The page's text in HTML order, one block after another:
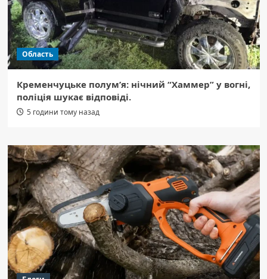
Область
Кременчуцьке полум’я: нічний “Хаммер” у вогні,
поліція шукає відповіді.
5 години тому назад